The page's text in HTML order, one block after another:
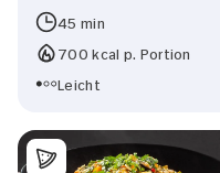
45 min
700 kcal p. Portion
Leicht